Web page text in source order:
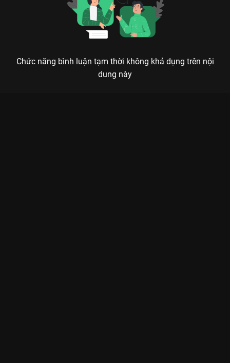
Chức năng bình luận tạm thời không khả dụng trên nội
dung này